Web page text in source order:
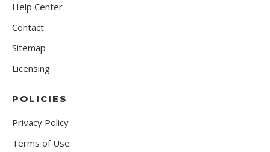
Help Center
Contact
Sitemap
Licensing
POLICIES
Privacy Policy
Terms of Use